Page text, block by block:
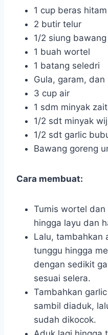
1 cup beras hitam
2 butir telur
1/2 siung
1 buah wortel
1 batang seledri
Gula, garam,
3 cup air
1 sdm minyak
1/2 sdt minyak
1/2 sdt garlic
Bawang goreng
Cara membuat:
Tumis wortel
hingga layu dan
Lalu, tambahkan
tunggu hingga
dengan sedikit
sesuai selera.
Tambahkan
sambil diaduk,
sudah dikocok.